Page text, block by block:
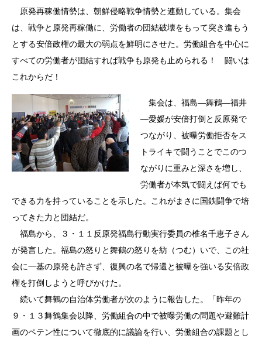
原発再稼働情勢は、朝鮮侵略戦争情勢と連動している。集会
は、戦争と原発再稼働に、労働者の団結破壊をもって突き進もう
とする安倍政権の最大の弱点を鮮明にさせた。労働組合を中心に
すべての労働者が団結すれば戦争も原発も止められる！ 闘いは
これからだ！
集会は、福島―舞鶴―福井
―愛媛が安倍打倒と反原発で
つながり、被曝労働拒否をス
トライキで闘うことでこのつ
ながりに重みと深さを増し、
労働者が本気で闘えば何でも
できる力を持っていることを示した。これがまさに国鉄闘争で培
ってきた力と団結だ。
福島から、３・１１反原発福島行動実行委員の椎名千恵子さん
が発言した。福島の怒りと舞鶴の怒りを紡（つむ）いで、この社
会に一基の原発も許さず、復興の名で帰還と被曝を強いる安倍政
権を打倒しようと呼びかけた。
続いて舞鶴の自治体労働者が次のように報告した。「昨年の
９・１３舞鶴集会以降、労働組合の中で被曝労働の問題や避難計
画のペテン性について徹底的に議論を行い、労働組合の課題とし